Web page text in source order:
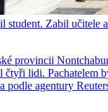
student. Zabil učitele
provincii
čtyři lidi. Pachatelem
podle agentury